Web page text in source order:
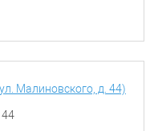
Малиновского, д. 44)
44